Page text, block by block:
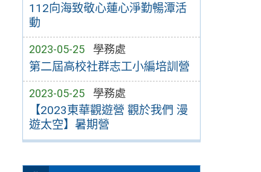
112向海致敬心蓮心淨勤暢潭活
動
2023-05-25 學務處
第二屆高校社群志工小編培訓營
2023-05-25 學務處
【2023東華觀遊營 觀於我們 漫
遊太空】暑期營